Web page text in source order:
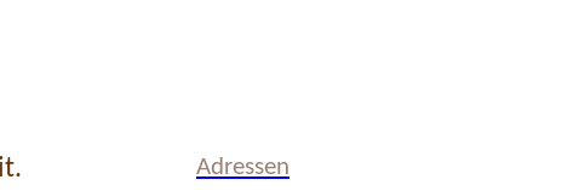
Adressen